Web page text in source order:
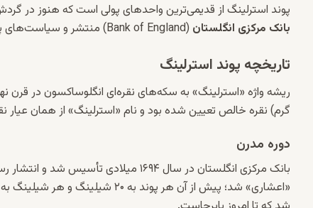
پوند استرلینگ از قدیمی‌ترین واحدهای پولی است که هنوز در
بانک مرکزی انگلستان (Bank of England) منتشر و سیاست‌های پولی آن تعیین می‌شود.
تاریخچه پوند استرلینگ
گرم) نقره خالص تعیین شده بود و نام «استرلینگ» از همان عیار
دوره مدرن
«اعشاری» شد؛ پیش از آن هر پوند به ۲۰
شیلینگ و هر شیلینگ به ۱۲